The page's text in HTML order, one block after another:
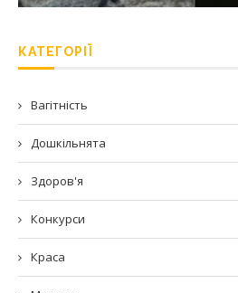
КАТЕГОРІЇ
Вагітність
Дошкільнята
Здоров'я
Конкурси
Краса